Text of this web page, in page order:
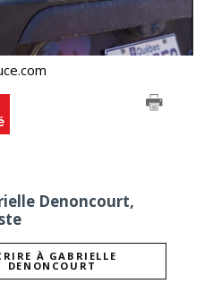
Denoncourt,
À GABRIELLE
DENONCOURT